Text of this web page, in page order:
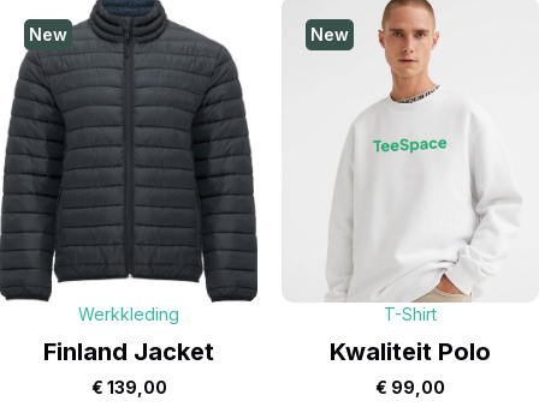
New
Werkkleding
Finland Jacket
€ 139,00
New
T-Shirt
Kwaliteit Polo
€ 99,00